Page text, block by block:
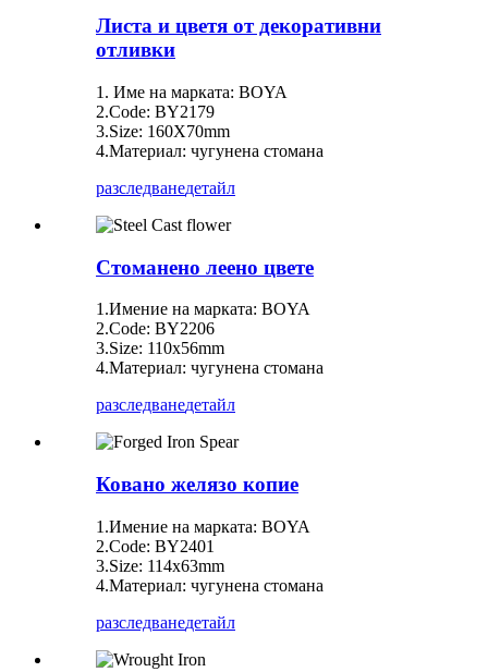
Листа и цветя от декоративни
отливки
1. Име на марката: BOYA
2.Code: BY2179
3.Size: 160X70mm
4.Материал: чугунена стомана
разследванедетайл
Стоманено леено цвете
1.Имение на марката: BOYA
2.Code: BY2206
3.Size: 110x56mm
4.Материал: чугунена стомана
разследванедетайл
Ковано желязо копие
1.Имение на марката: BOYA
2.Code: BY2401
3.Size: 114x63mm
4.Материал: чугунена стомана
разследванедетайл